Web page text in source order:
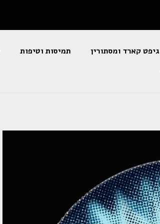
גיפט קארד ומסתורין תמיסות וטיפות